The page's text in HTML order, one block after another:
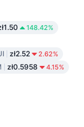
148.42%
zł2.52 2.62%
zł0.5958 4.15%